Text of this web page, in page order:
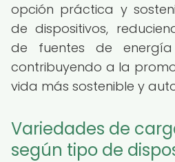
opción práctica y
de dispositivos,
de fuentes de energía
contribuyendo a la
vida más sostenible y
Variedades de
según tipo de